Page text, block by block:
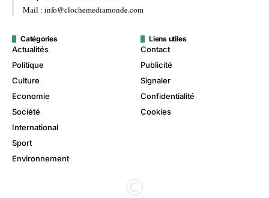
Mail : info@clochemediamonde.com
Catégories
Actualités
Politique
Culture
Economie
Société
International
Sport
Environnement
Liens utiles
Contact
Publicité
Signaler
Confidentialité
Cookies